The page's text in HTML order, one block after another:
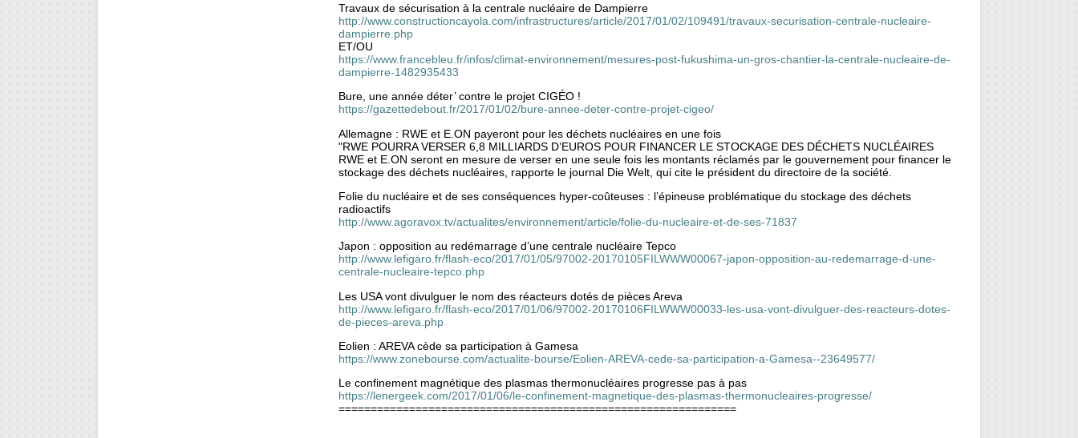
Travaux de sécurisation à la centrale nucléaire de Dampierre
http://www.constructioncayola.com/infrastructures/article/2017/01/02/109491/travaux-securisation-centrale-nucleaire-
dampierre.php
ET/OU
https://www.francebleu.fr/infos/climat-environnement/mesures-post-fukushima-un-gros-chantier-la-centrale-nucleaire-de-
dampierre-1482935433
Bure, une année déter’ contre le projet CIGÉO !
https://gazettedebout.fr/2017/01/02/bure-annee-deter-contre-projet-cigeo/
Allemagne : RWE et E.ON payeront pour les déchets nucléaires en une fois
"RWE POURRA VERSER 6,8 MILLIARDS D’EUROS POUR FINANCER LE STOCKAGE DES DÉCHETS NUCLÉAIRES
RWE et E.ON seront en mesure de verser en une seule fois les montants réclamés par le gouvernement pour financer le
stockage des déchets nucléaires, rapporte le journal Die Welt, qui cite le président du directoire de la société.
Folie du nucléaire et de ses conséquences hyper-coûteuses : l’épineuse problématique du stockage des déchets
radioactifs
http://www.agoravox.tv/actualites/environnement/article/folie-du-nucleaire-et-de-ses-71837
Japon : opposition au redémarrage d’une centrale nucléaire Tepco
http://www.lefigaro.fr/flash-eco/2017/01/05/97002-20170105FILWWW00067-japon-opposition-au-redemarrage-d-une-
centrale-nucleaire-tepco.php
Les USA vont divulguer le nom des réacteurs dotés de pièces Areva
http://www.lefigaro.fr/flash-eco/2017/01/06/97002-20170106FILWWW00033-les-usa-vont-divulguer-des-reacteurs-dotes-
de-pieces-areva.php
Eolien : AREVA cède sa participation à Gamesa
https://www.zonebourse.com/actualite-bourse/Eolien-AREVA-cede-sa-participation-a-Gamesa--23649577/
Le confinement magnétique des plasmas thermonucléaires progresse pas à pas
https://lenergeek.com/2017/01/06/le-confinement-magnetique-des-plasmas-thermonucleaires-progresse/
==============================================================